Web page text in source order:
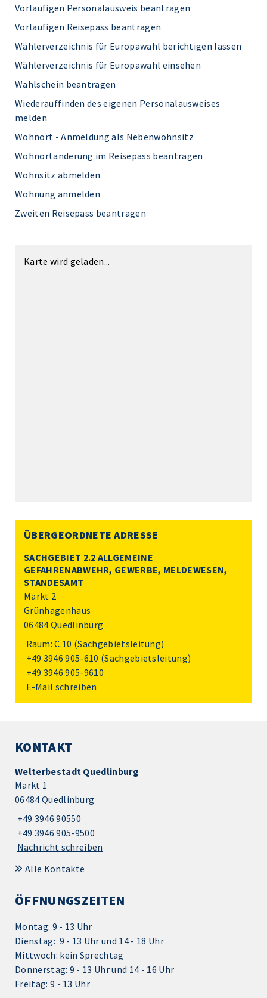
Vorläufigen Personalausweis beantragen
Vorläufigen Reisepass beantragen
Wählerverzeichnis für Europawahl berichtigen lassen
Wählerverzeichnis für Europawahl einsehen
Wahlschein beantragen
Wiederauffinden des eigenen Personalausweises
melden
Wohnort - Anmeldung als Nebenwohnsitz
Wohnortänderung im Reisepass beantragen
Wohnsitz abmelden
Wohnung anmelden
Zweiten Reisepass beantragen
Karte wird geladen...
ÜBERGEORDNETE ADRESSE
SACHGEBIET 2.2 ALLGEMEINE
GEFAHRENABWEHR, GEWERBE, MELDEWESEN,
STANDESAMT
Markt 2
Grünhagenhaus
06484 Quedlinburg
Raum: C.10 (Sachgebietsleitung)
+49 3946 905-610 (Sachgebietsleitung)
+49 3946 905-9610
E-Mail schreiben
KONTAKT
Welterbestadt Quedlinburg
Markt 1
06484 Quedlinburg
+49 3946 90550
+49 3946 905-9500
Nachricht schreiben
Alle Kontakte
ÖFFNUNGSZEITEN
Montag: 9 - 13 Uhr
Dienstag: 9 - 13 Uhr und 14 - 18 Uhr
Mittwoch: kein Sprechtag
Donnerstag: 9 - 13 Uhr und 14 - 16 Uhr
Freitag: 9 - 13 Uhr